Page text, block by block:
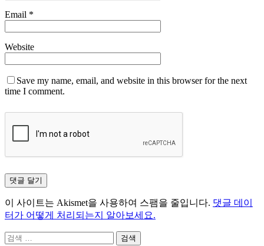
Email *
Website
Save my name, email, and website in this browser for the next
time I comment.
이 사이트는 Akismet을 사용하여 스팸을 줄입니다. 댓글 데이
터가 어떻게 처리되는지 알아보세요.
검